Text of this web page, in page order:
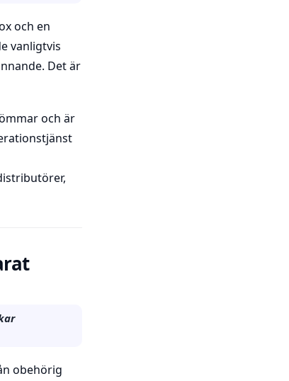
och en
vanligtvis
Det är
och är
obehörig